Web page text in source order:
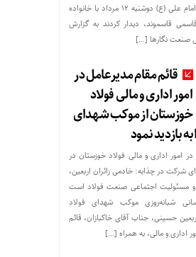
فرمانده سپاه ناحیه امام علی (ع) دوشنبه ۱۲ مرداد با خانواده
قاسموند، دیدار کردند به گزارش
صنعت نگارها […]
قائم مقام مدیرعامل در
امور اداری و مالی فولاد
خوزستان از موکب شهدای
بازدید نمود
در امور اداری و مالی فولاد خوزستان در
شرکت در چذابه: خادمی زائران اربعین،
و مسئولیت اجتماعی صنعت فولاد است
شبانه‌روزی موکب شهدای فولاد
حسینی، جناب آقای خاکبازان، قائم
اداری و مالی، به همراه […]